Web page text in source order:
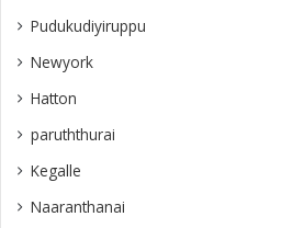
Pudukudiyiruppu
Newyork
Hatton
paruththurai
Kegalle
Naaranthanai